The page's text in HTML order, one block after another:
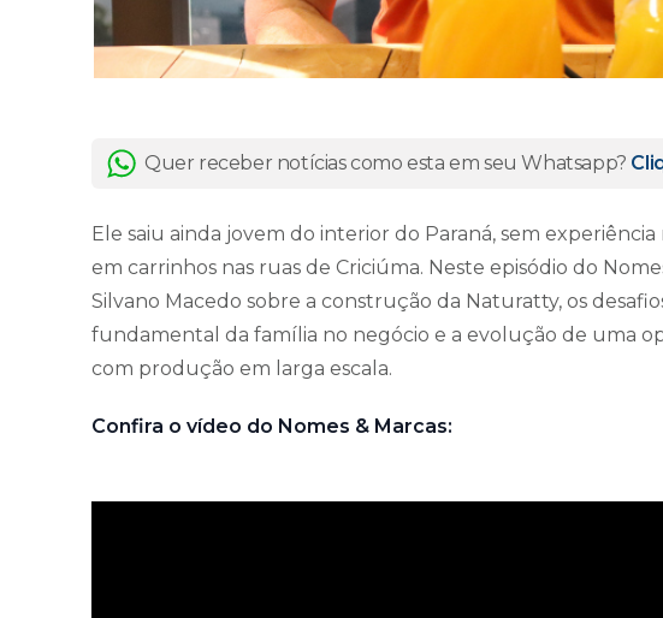
Quer receber notícias como esta em seu Whatsapp?
Ele saiu ainda jovem do interior do Paraná, sem
em carrinhos nas ruas de Criciúma. Neste episódio do
Silvano Macedo sobre a construção da Naturatty, os
fundamental da família no negócio e a evolução de uma
com produção em larga escala.
Confira o vídeo do Nomes & Marcas: